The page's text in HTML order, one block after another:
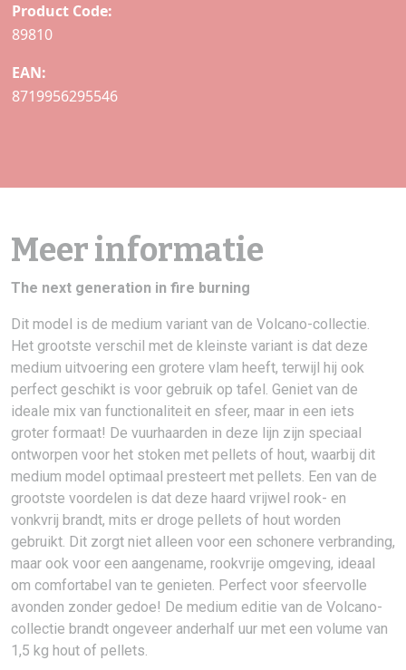
Product Code:
89810
EAN:
8719956295546
Meer informatie
The next generation in fire burning
Dit model is de medium variant van de Volcano-collectie.
Het grootste verschil met de kleinste variant is dat deze
medium uitvoering een grotere vlam heeft, terwijl hij ook
perfect geschikt is voor gebruik op tafel. Geniet van de
ideale mix van functionaliteit en sfeer, maar in een iets
groter formaat! De vuurhaarden in deze lijn zijn speciaal
ontworpen voor het stoken met pellets of hout, waarbij dit
medium model optimaal presteert met pellets. Een van de
grootste voordelen is dat deze haard vrijwel rook- en
vonkvrij brandt, mits er droge pellets of hout worden
gebruikt. Dit zorgt niet alleen voor een schonere verbranding,
maar ook voor een aangename, rookvrije omgeving, ideaal
om comfortabel van te genieten. Perfect voor sfeervolle
avonden zonder gedoe! De medium editie van de Volcano-
collectie brandt ongeveer anderhalf uur met een volume van
1,5 kg hout of pellets.